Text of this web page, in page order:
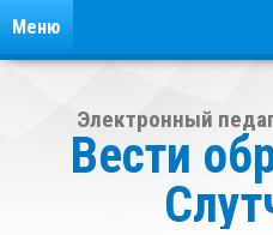
Электронный
Вести
Меню